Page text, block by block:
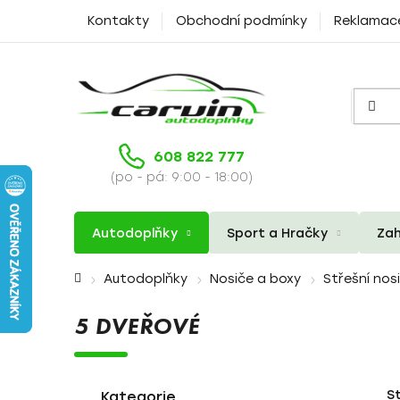
Kontakty Obchodní podmínky
608 822 777
(po - pá: 9:00 - 18:00)
Autodoplňky Sport a Hračky
Domů Autodoplňky Nosiče a boxy Střešní
5 DVEŘOVÉ